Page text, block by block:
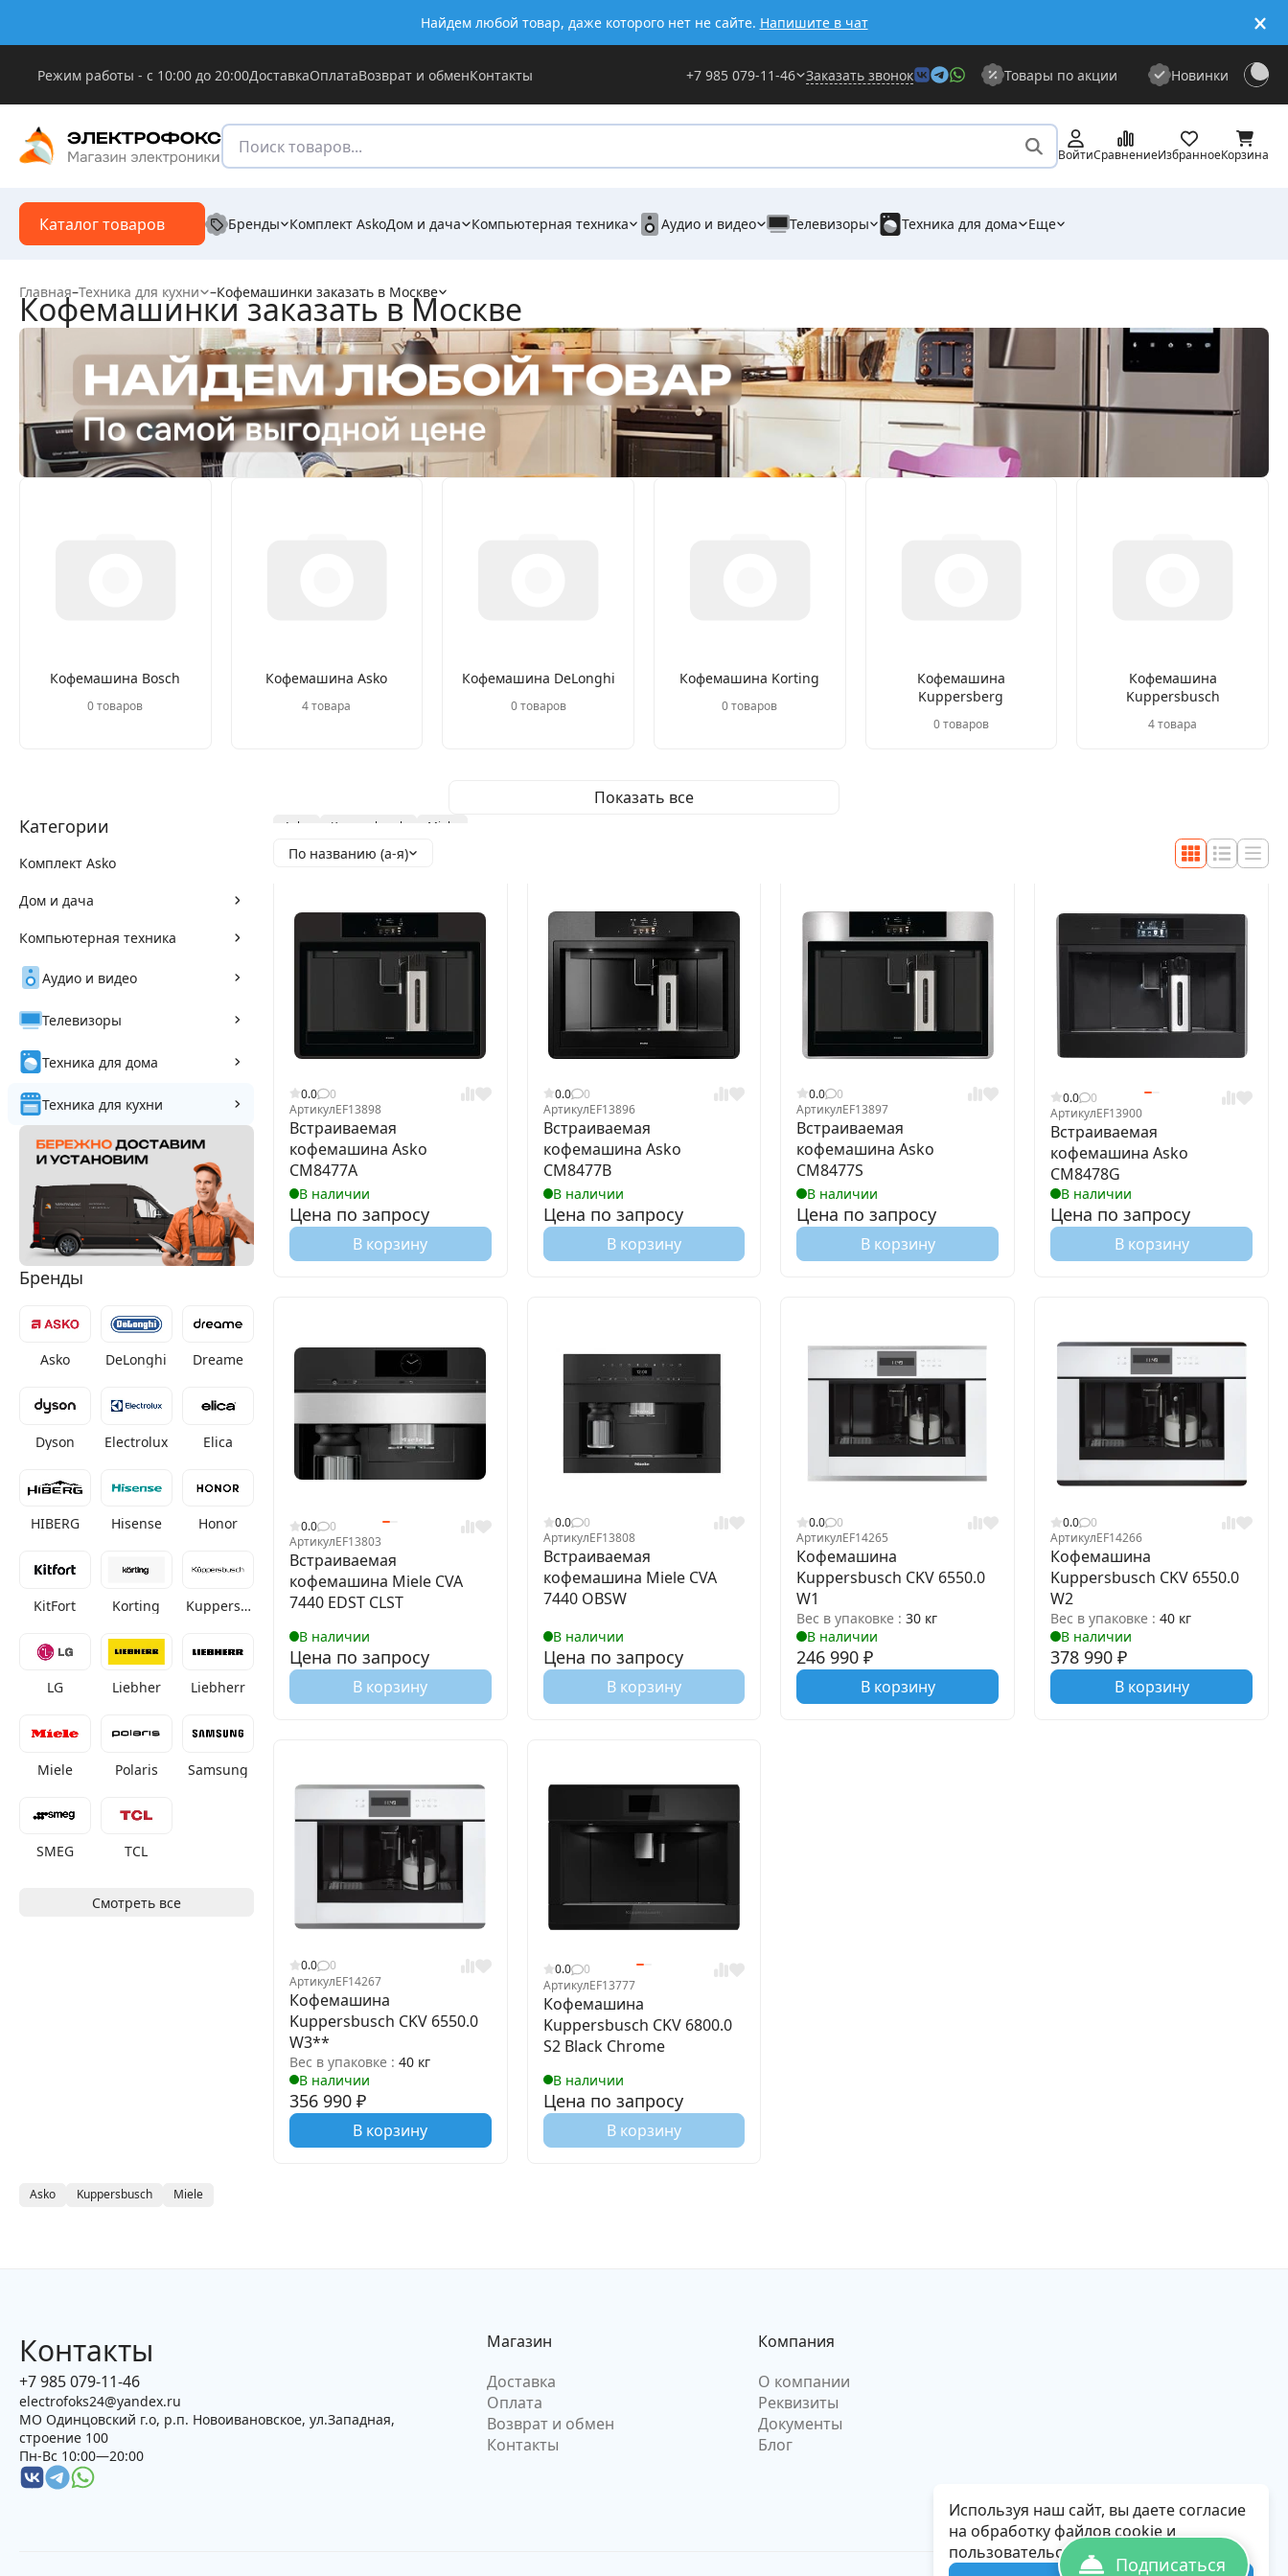
Найдем любой товар, даже которого нет не сайте. Напишите в чат
Режим работы - с 10:00 до 20:00ДоставкаОплатаВозврат и обменКонтакты +7 985 079-11-46 Заказать звонок Товары по акции Новинки
ВойтиСравнениеИзбранноеКорзина
Каталог товаров Бренды Комплект AskoДом и дача Компьютерная техника Аудио и видео Телевизоры Техника для дома Еще
Главная–Техника для кухни –Кофемашинки заказать в Москве
Кофемашинки заказать в Москве
Кофемашина Bosch
0 товаров
Кофемашина Asko
4 товара
Кофемашина DeLonghi
0 товаров
Кофемашина Korting
0 товаров
Кофемашина
Kuppersberg
0 товаров
Кофемашина
Kuppersbusch
4 товара
Показать все
Asko Kuppersbusch Miele
По названию (а-я)
0.0
0
АртикулEF13898
Встраиваемая
кофемашина Asko
CM8477A
В наличии
Цена по запросу
В корзину
0.0
0
АртикулEF13896
Встраиваемая
кофемашина Asko
CM8477B
В наличии
Цена по запросу
В корзину
0.0
0
АртикулEF13897
Встраиваемая
кофемашина Asko
CM8477S
В наличии
Цена по запросу
В корзину
0.0
0
АртикулEF13900
Встраиваемая
кофемашина Asko
CM8478G
В наличии
Цена по запросу
В корзину
0.0
0
АртикулEF13803
Встраиваемая
кофемашина Miele CVA
7440 EDST CLST
В наличии
Цена по запросу
В корзину
0.0
0
АртикулEF13808
Встраиваемая
кофемашина Miele CVA
7440 OBSW
В наличии
Цена по запросу
В корзину
0.0
0
АртикулEF14265
Кофемашина
Kuppersbusch CKV 6550.0
W1
Вес в упаковке :30 кг
В наличии
246 990₽
В корзину
0.0
0
АртикулEF14266
Кофемашина
Kuppersbusch CKV 6550.0
W2
Вес в упаковке :40 кг
В наличии
378 990₽
В корзину
0.0
0
АртикулEF14267
Кофемашина
Kuppersbusch CKV 6550.0
W3**
Вес в упаковке : 40 кг
В наличии
356 990 ₽
В корзину
0.0
0
АртикулEF13777
Кофемашина
Kuppersbusch CKV 6800.0
S2 Black Chrome
В наличии
Цена по запросу
В корзину
Категории
Комплект Asko
Дом и дача
Компьютерная техника
Аудио и видео
Телевизоры
Техника для дома
Техника для кухни
Бренды
Asko DeLonghi Dreame
Dyson Electrolux Elica
HIBERG Hisense Honor
KitFort Korting
Kuppersb
LG Liebher Liebherr
Miele Polaris Samsung
SMEG TCL
Смотреть все
Asko Kuppersbusch Miele
Контакты
+7 985 079-11-46
electrofoks24@yandex.ru
МО Одинцовский г.о, р.п. Новоивановское, ул.Западная,
строение 100
Пн-Вс 10:00—20:00
Магазин
Доставка
Оплата
Возврат и обмен
Контакты
Компания
О компании
Реквизиты
Документы
Блог
Используя наш сайт, вы даете согласие
на обработку файлов cookie и
пользовательских данных.
Подписаться